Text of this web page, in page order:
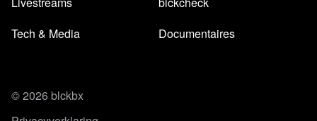
Tech & Media
Documentaires
© 2026 blckbx